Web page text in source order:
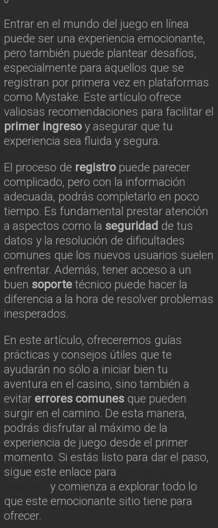
Entrar en el mundo del juego en línea
puede ser una experiencia emocionante,
pero también puede plantear desafíos,
especialmente para aquellos que se
registran por primera vez en plataformas
como Mystake. Este artículo ofrece
valiosas recomendaciones para facilitar el
primer ingreso y asegurar que tu
experiencia sea fluida y segura.
El proceso de registro puede parecer
complicado, pero con la información
adecuada, podrás completarlo en poco
tiempo. Es fundamental prestar atención
a aspectos como la seguridad de tus
datos y la resolución de dificultades
comunes que los nuevos usuarios suelen
enfrentar. Además, tener acceso a un
buen soporte técnico puede hacer la
diferencia a la hora de resolver problemas
inesperados.
En este artículo, ofreceremos guías
prácticas y consejos útiles que te
ayudarán no sólo a iniciar bien tu
aventura en el casino, sino también a
evitar errores comunes que pueden
surgir en el camino. De esta manera,
podrás disfrutar al máximo de la
experiencia de juego desde el primer
momento. Si estás listo para dar el paso,
sigue este enlace para
y comienza a explorar todo lo
que este emocionante sitio tiene para
ofrecer.